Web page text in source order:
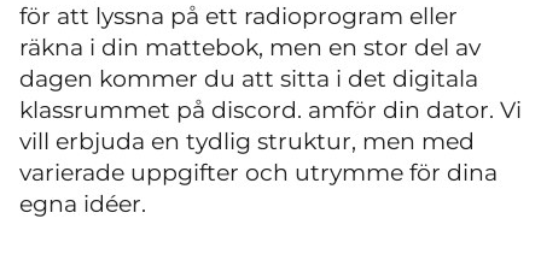
för att lyssna på ett radioprogram eller
räkna i din mattebok, men en stor del av
dagen kommer du att sitta i det digitala
klassrummet på discord. amför din dator. Vi
vill erbjuda en tydlig struktur, men med
varierade uppgifter och utrymme för dina
egna idéer.